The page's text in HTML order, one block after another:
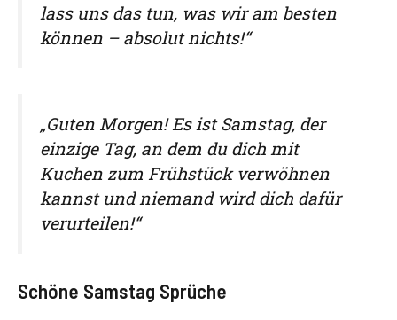
lass uns das tun, was wir am besten
können – absolut nichts!“
„Guten Morgen! Es ist Samstag, der
einzige Tag, an dem du dich mit
Kuchen zum Frühstück verwöhnen
kannst und niemand wird dich dafür
verurteilen!“
Schöne Samstag Sprüche